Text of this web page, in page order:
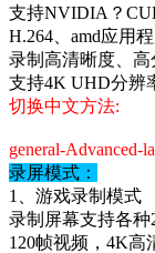
支持NVIDIA？
H.264、amd应用
录制高清晰度、
支持4K UHD分辨
切换中文方法:
general-Advanced-
录屏模式：
1、游戏录制模式
录制屏幕支持各
120帧视频，4K高